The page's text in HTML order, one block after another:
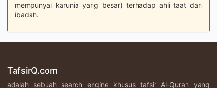
mempunyai karunia yang besar) terhadap ahli taat dan
ibadah.
TafsirQ.com
adalah sebuah search engine khusus tafsir Al-Quran yang